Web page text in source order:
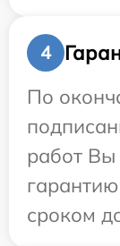
4
По
работ
сроком